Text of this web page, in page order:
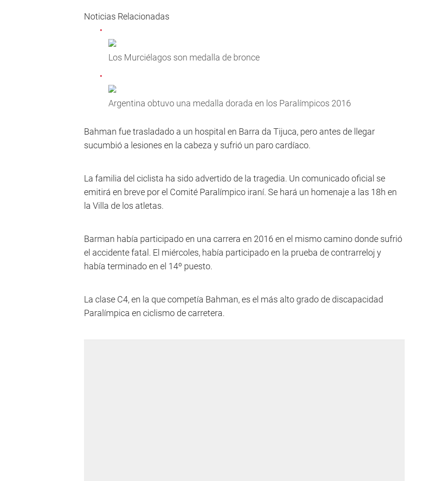
Noticias Relacionadas
Los Murciélagos son medalla de bronce
Argentina obtuvo una medalla dorada en los Paralímpicos 2016
Bahman fue trasladado a un hospital en Barra da Tijuca, pero antes de llegar
sucumbió a lesiones en la cabeza y sufrió un paro cardíaco.
La familia del ciclista ha sido advertido de la tragedia. Un comunicado oficial se
emitirá en breve por el Comité Paralímpico iraní. Se hará un homenaje a las 18h en
la Villa de los atletas.
Barman había participado en una carrera en 2016 en el mismo camino donde sufrió
el accidente fatal. El miércoles, había participado en la prueba de contrarreloj y
había terminado en el 14º puesto.
La clase C4, en la que competía Bahman, es el más alto grado de discapacidad
Paralímpica en ciclismo de carretera.